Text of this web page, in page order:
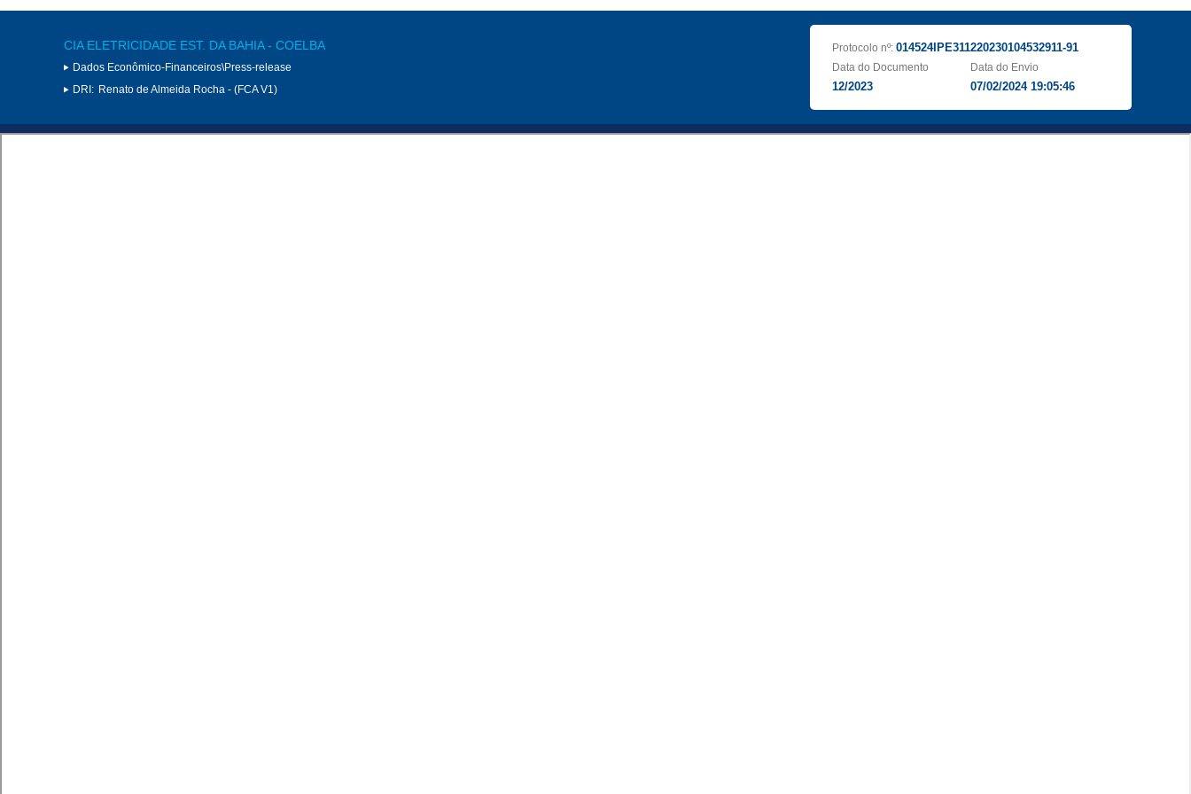
CIA ELETRICIDADE EST. DA BAHIA - COELBA
Dados Econômico-Financeiros\Press-release
DRI: Renato de Almeida Rocha - (FCA V1)
Protocolo nº: 014524IPE311220230104532911-91
Data do Documento
12/2023
Data do Envio
07/02/2024 19:05:46